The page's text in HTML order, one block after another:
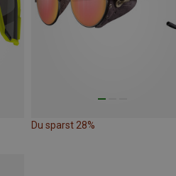
Du sparst 28%